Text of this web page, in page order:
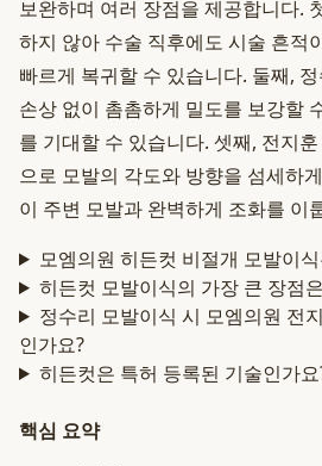
보완하며 여러 장점을 제공합니다.
하지 않아 수술 직후에도 시술 흔적
빠르게 복귀할 수 있습니다. 둘째,
손상 없이 촘촘하게 밀도를 보강할
를 기대할 수 있습니다. 셋째, 전지
으로 모발의 각도와 방향을 섬세하
이 주변 모발과 완벽하게 조화를 이
모엠의원 히든컷 비절개 모발이
히든컷 모발이식의 가장 큰 장점
정수리 모발이식 시 모엠의원 전
인가요?
히든컷은 특허 등록된 기술인가요
핵심 요약